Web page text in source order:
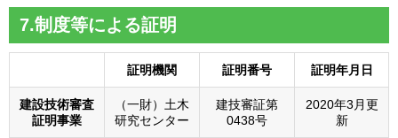
7.制度等による証明
証明機関 証明番号 証明年月日
建設技術審査
証明事業
（一財）土木
研究センター
建技審証第
0438号
2020年3月更
新